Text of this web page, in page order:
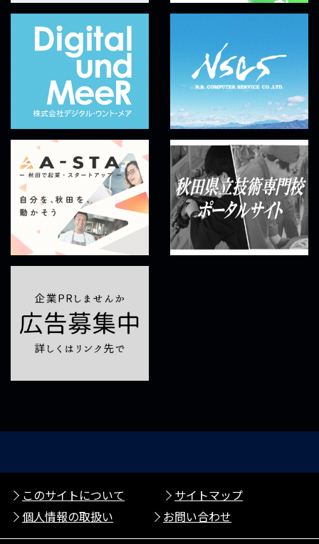
このサイトについて
サイトマップ
個人情報の取扱い
お問い合わせ